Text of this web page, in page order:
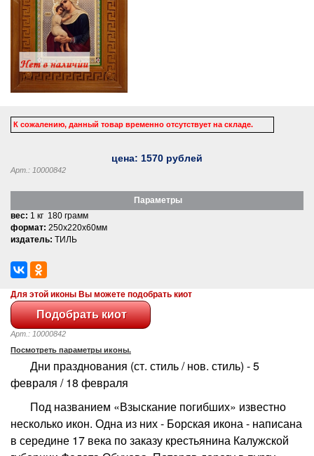
К сожалению, данный товар временно отсутствует на складе.
цена: 1570 рублей
Арт.: 10000842
Параметры
вес: 1 кг 180 грамм
формат: 250x220x60мм
издатель: ТИЛЬ
Для этой иконы Вы можете подобрать киот
Арт.: 10000842
Посмотреть параметры иконы.
Дни празднования (ст. стиль / нов. стиль) - 5
февраля / 18 февраля
Под названием «Взыскание погибших» известно
несколько икон. Одна из них - Борская икона - написана
в середине 17 века по заказу крестьянина Калужской